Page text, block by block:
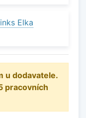
Elka
u dodavatele.
pracovních